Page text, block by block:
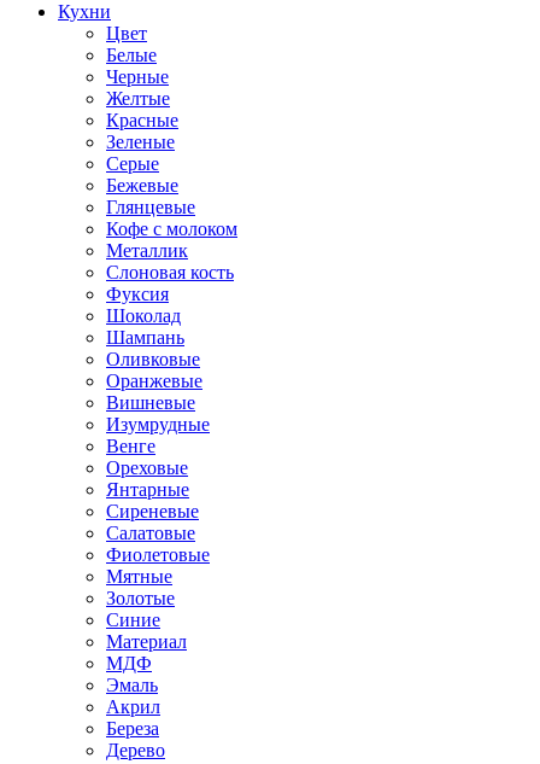
Кухни
Цвет
Белые
Черные
Желтые
Красные
Зеленые
Серые
Бежевые
Глянцевые
Кофе с молоком
Металлик
Слоновая кость
Фуксия
Шоколад
Шампань
Оливковые
Оранжевые
Вишневые
Изумрудные
Венге
Ореховые
Янтарные
Сиреневые
Салатовые
Фиолетовые
Мятные
Золотые
Синие
Материал
МДФ
Эмаль
Акрил
Береза
Дерево